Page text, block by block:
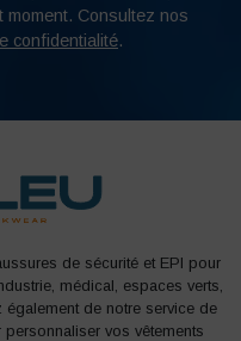
moment. Consultez nos
confidentialité.
de sécurité et EPI pour
médical, espaces verts,
également de notre service de
vos vêtements